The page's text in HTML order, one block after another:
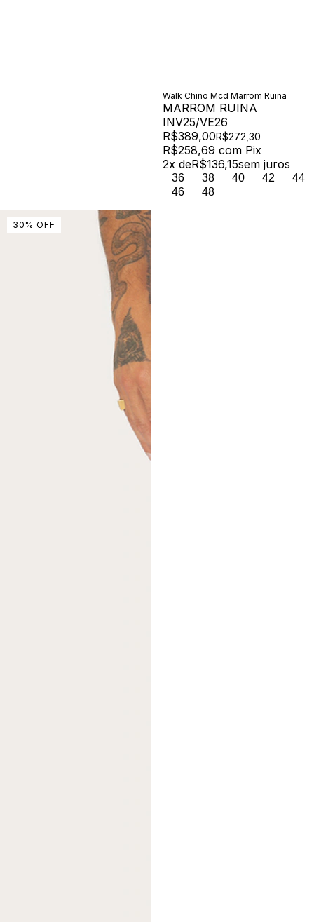
Walk Chino Mcd Marrom Ruina
MARROM RUINA
INV25/VE26
R$389,00R$272,30
R$258,69 com Pix
2x deR$136,15sem juros
36 38 40 42
44
46
48
30 % OFF